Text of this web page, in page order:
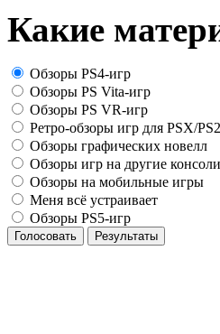
Какие
Обзоры PS4-игр
Обзоры PS Vita-игр
Обзоры PS VR-игр
Ретро-обзоры игр для PSX/PS2
Обзоры графических новелл
Обзоры игр на другие консоли
Обзоры на мобильные игры
Меня всё устраивает
Обзоры PS5-игр
Голосовать Результаты